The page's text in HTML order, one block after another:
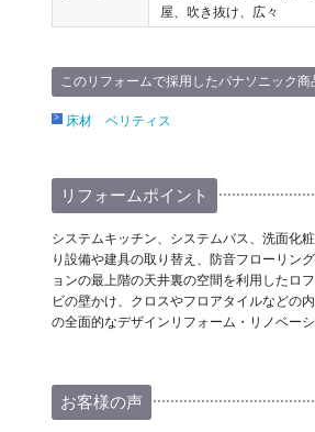
屋、吹き抜け、広々
このリフォームで採用したパナソニック商
床材 ベリティス
リフォームポイント
システムキッチン、システムバス、洗面化
り設備や建具の取り替え、防音フローリン
ョンの最上階の天井裏の空間を利用したロ
ビの壁かけ、クロスやフロアタイルなどの
の全面的なデザインリフォーム・リノベーシ
お客様の声